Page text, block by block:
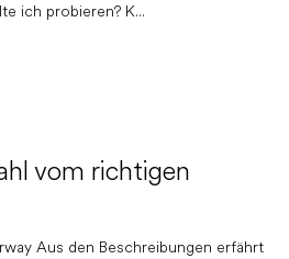
ich probieren? K...
vom richtigen
Aus den Beschreibungen erfährt